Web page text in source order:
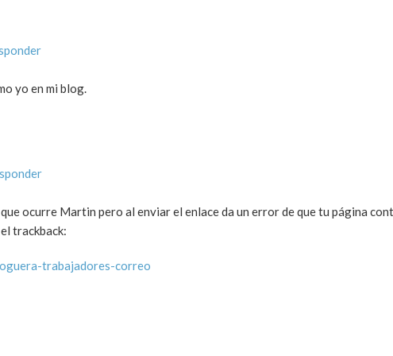
yo en mi blog.
que ocurre Martin pero al enviar el enlace da un error de que tu página
trackback:
trabajadores-correo